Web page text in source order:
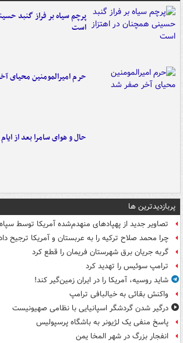
پرچم سیاه بر فراز گنبد
است
حرم امیرالمومنین محیای
حال و هوای سامرا بعد از
پربازدیدترین ها
تصاویر جدید از پهپادهای منهدم‌شده آمریکا توسط سپاه
چرا محمد صلاح ترکیه را به عربستان و آمریکا ترجیح
گربه جریان برق شهرستان فریمان را قطع کرد
ترامپ سوئیس را تهدید کرد
شاید روسیه، آمریکا را در ایران زمین‌گیر کند!
واکنش بقائی به خیالبافی ترامپ
درگیر شدن گردشگر اسپانیایی با نظامی صهیونیست
پاسخ منفی یک لژیونر به باشگاه پرسپولیس
انفجار بزرگ در شهر المخا یمن